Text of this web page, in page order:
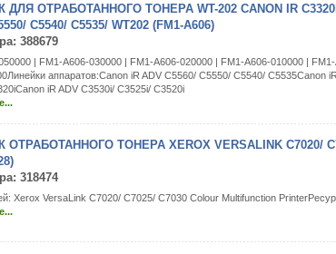
ОТРАБОТАННОГО ТОНЕРА WT-202 CANON IR
C5540/ C5535/ WT202 (FM1-A606)
: 388679
| FM1-A606-030000 | FM1-A606-020000 | FM1-A606-010000 |
аппаратов:Canon iR ADV С5560/ С5550/ С5540/ С5535Canon
iR ADV С3530i/ С3525i/ С3520i
ТОНЕРА XEROX VERSALINK C7020/
: 318474
Xerox VersaLink C7020/ C7025/ C7030 Colour Multifunction